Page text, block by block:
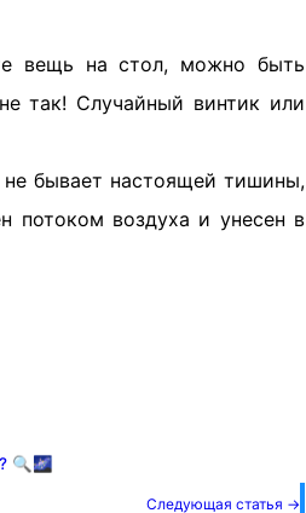
вещь на стол, можно быть
так! Случайный винтик или
не бывает настоящей тишины,
потоком воздуха и унесен в
🔍🌌
Следующая статья →